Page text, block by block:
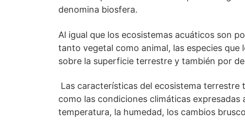
denomina biosfera.
Al igual que los ecosistemas acuáticos son
tanto vegetal como animal, las especies
sobre la superficie terrestre y también por
Las características del ecosistema
como las condiciones climáticas expresadas
temperatura, la humedad, los cambios